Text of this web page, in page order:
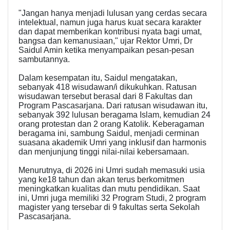
"Jangan hanya menjadi lulusan yang cerdas secara
intelektual, namun juga harus kuat secara karakter
dan dapat memberikan kontribusi nyata bagi umat,
bangsa dan kemanusiaan," ujar Rektor Umri, Dr
Saidul Amin ketika menyampaikan pesan-pesan
sambutannya.
Dalam kesempatan itu, Saidul mengatakan,
sebanyak 418 wisudawan/i dikukuhkan. Ratusan
wisudawan tersebut berasal dari 8 Fakultas dan
Program Pascasarjana. Dari ratusan wisudawan itu,
sebanyak 392 lulusan beragama Islam, kemudian 24
orang protestan dan 2 orang Katolik. Keberagaman
beragama ini, sambung Saidul, menjadi cerminan
suasana akademik Umri yang inklusif dan harmonis
dan menjunjung tinggi nilai-nilai kebersamaan.
Menurutnya, di 2026 ini Umri sudah memasuki usia
yang ke18 tahun dan akan terus berkomitmen
meningkatkan kualitas dan mutu pendidikan. Saat
ini, Umri juga memiliki 32 Program Studi, 2 program
magister yang tersebar di 9 fakultas serta Sekolah
Pascasarjana.